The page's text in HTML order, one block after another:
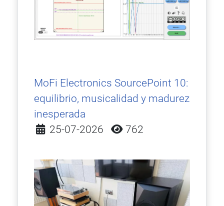
MoFi Electronics SourcePoint 10:
equilibrio, musicalidad y madurez
inesperada
Detalles
25-07-2026 762